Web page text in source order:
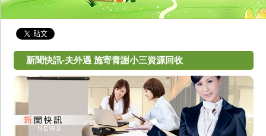
新聞快訊-夫外遇 施寄青謝小三資源回收